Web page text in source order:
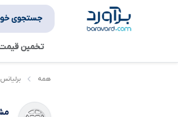
جستجوی
تخمین
همه برلیانس